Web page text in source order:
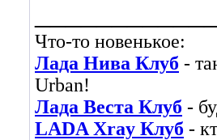
Что-то новенькое:
Лада Нива Клуб -
Urban!
Лада Веста Клуб -
LADA Xray Клуб -